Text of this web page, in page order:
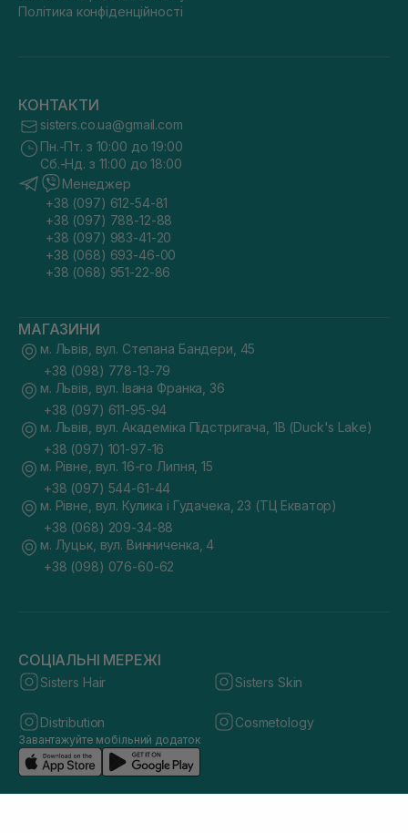
Політика конфіденційності
КОНТАКТИ
sisters.co.ua@gmail.com
Пн.-Пт. з 10:00 до 19:00
Сб.-Нд. з 11:00 до 18:00
Менеджер
+38 (097) 612-54-81
+38 (097) 788-12-88
+38 (097) 983-41-20
+38 (068) 693-46-00
+38 (068) 951-22-86
МАГАЗИНИ
м. Львів, вул. Степана Бандери, 45
+38 (098) 778-13-79
м. Львів, вул. Івана Франка, 36
+38 (097) 611-95-94
м. Львів, вул. Академіка Підстригача, 1В (Duck's Lake)
+38 (097) 101-97-16
м. Рівне, вул. 16-го Липня, 15
+38 (097) 544-61-44
м. Рівне, вул. Кулика і Гудачека, 23 (ТЦ Екватор)
+38 (068) 209-34-88
м. Луцьк, вул. Винниченка, 4
+38 (098) 076-60-62
СОЦІАЛЬНІ МЕРЕЖІ
Sisters Hair Sisters Skin
Distribution Cosmetology
Завантажуйте мобільний додаток